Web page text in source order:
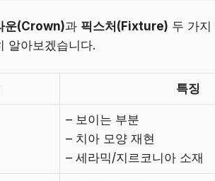
운(Crown)과 픽스처(Fixture) 두 가지
알아보겠습니다.
특징
– 보이는 부분
– 치아 모양 재현
– 세라믹/지르코니아 소재